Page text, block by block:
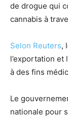
de drogue qui
cannabis à
Selon Reuters,
l’exportation et
à des fins
Le
nationale pour